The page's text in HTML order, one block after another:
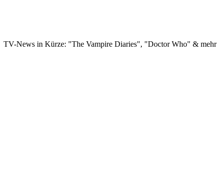
TV-News in Kürze: "The Vampire Diaries", "Doctor Who" & mehr